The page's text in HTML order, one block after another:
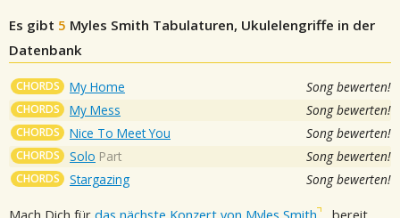
Es gibt 5 Myles Smith Tabulaturen, Ukulelengriffe in der
Datenbank
CHORDS My Home Song bewerten!
CHORDS My Mess Song bewerten!
CHORDS Nice To Meet You Song bewerten!
CHORDS Solo Part Song bewerten!
CHORDS Stargazing Song bewerten!